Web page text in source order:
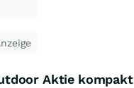
Aktie kompakt